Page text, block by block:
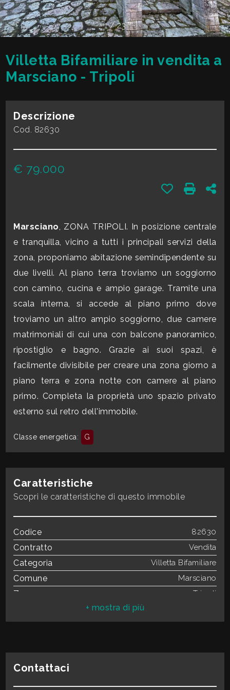
1 / 23
Villetta Bifamiliare in vendita a
Marsciano - Tripoli
Descrizione
Cod. 82630
€ 79.000
Preferiti: Cod.
Marsciano, ZONA TRIPOLI. In posizione centrale
e tranquilla, vicino a tutti i principali servizi della
zona, proponiamo abitazione semindipendente su
due livelli. Al piano terra troviamo un soggiorno
con camino, cucina e ampio garage. Tramite una
scala interna, si accede al piano primo dove
troviamo un altro ampio soggiorno, due camere
matrimoniali di cui una con balcone panoramico,
ripostiglio e bagno. Grazie ai suoi spazi, è
facilmente divisibile per creare una zona giorno a
piano terra e zona notte con camere al piano
primo. Completa la proprietà uno spazio privato
esterno sul retro dell'immobile.
Classe energetica: G
Caratteristiche
Scopri le caratteristiche di questo immobile
Codice 82630
Contratto Vendita
Categoria Villetta Bifamiliare
Comune Marsciano
Zona Tripoli
Camere 2
Locali 4
Riscaldamento
Anno di costruzione 1970
Contattaci
VALE
LA
CASA?
DIVENTA
UN
LAVORA
CONTATTI
Provincia
Comune
multiscelta
Residenziali
Commerciali
Industriali
Terreni
Prezzo
Totale
mq
Locali
minimi